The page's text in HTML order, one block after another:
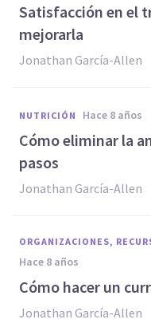
Satisfacción en el
mejorarla
Jonathan García-Allen
NUTRICIÓN hace 8 años
Cómo eliminar la
pasos
Jonathan García-Allen
ORGANIZACIONES,
hace 8 años
Cómo hacer un
Jonathan García-Allen